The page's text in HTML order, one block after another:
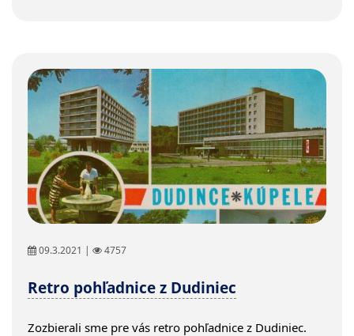
09.3.2021 | 4757
Retro pohľadnice z Dudiniec
Zozbierali sme pre vás retro pohľadnice z Dudiniec.